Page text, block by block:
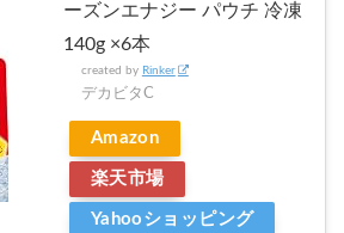
ーズンエナジー パウチ 冷凍
140g ×6本
created by Rinker
デカビタC
Amazon
楽天市場
Yahooショッピング